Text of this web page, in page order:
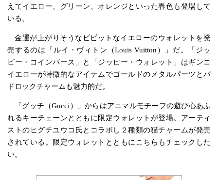
えてイエロー、グリーン、オレンジといった春色も登場して
いる。
金運が上がりそうなビビットなイエローのウォレットを発
売するのは「ルイ・ヴィトン（Louis Vuitton）」だ。「ジッ
ピー・コインバース」と「ジッピー・ウォレット」はギンコ
イエローが特徴的なアイテムでゴールドのメタルパーツとバ
ドロックチャームも魅力的だ。
「グッチ（Gucci）」からはアニマルモチーフの遊び心あふ
れるキーチェーンとともに限定ウォレットが登場。アーティ
ストのヒグチユウコ氏とコラボし２種類の猫チャームが発売
されている。限定ウォレットとともにこちらもチェックした
い。